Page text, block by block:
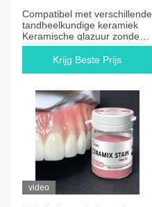
Compatibel met verschillende
tandheelkundige keramiek
Keramische glazuur zonder
fosfor Ideaal voor duurzame
oppervlakteafwerking
Krijg Beste Prijs
video